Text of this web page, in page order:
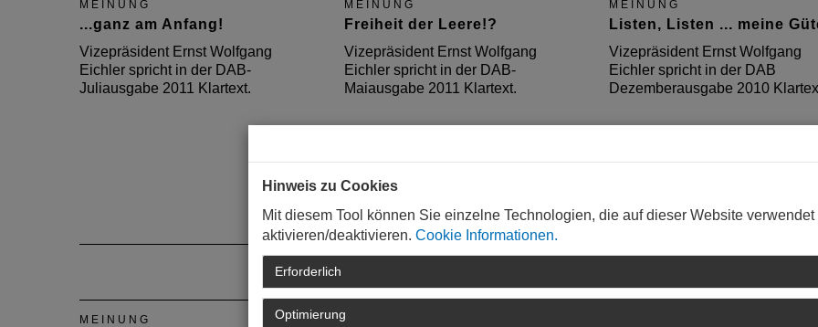
MEINUNG
...ganz am Anfang!
Vizepräsident Ernst Wolfgang
Eichler spricht in der DAB-
Juliausgabe 2011 Klartext.
MEINUNG
Freiheit der Leere!?
Vizepräsident Ernst Wolfgang
Eichler spricht in der DAB-
Maiausgabe 2011 Klartext.
MEINUNG
Listen, Listen ... meine
Vizepräsident Ernst Wolfgang
Eichler spricht in der DAB
Dezemberausgabe 2010
MEINUNG MEINUNG
Hinweis zu Cookies
Mit diesem Tool können Sie einzelne Technologien, die auf dieser Website verwendet
aktivieren/deaktivieren. Cookie Informationen.
Erforderlich
Optimierung